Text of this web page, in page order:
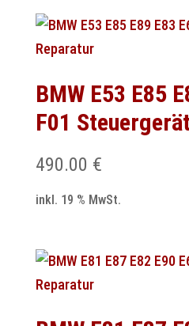
BMW E53 E85
F01
490.00 €
inkl. 19 % MwSt.